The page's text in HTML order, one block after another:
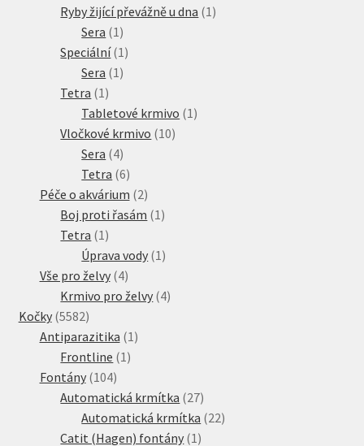
produkt
Ryby žijící převážně u dna 1 1
Sera 1 1
produkt
Speciální 1 1
Sera 1 1
Tetra 1 1
produkt
Tabletové krmivo 1 1
Vločkové krmivo 1010
Sera 44
produkty
Tetra 66
produktů
Péče o akvárium 22
produkty
Boj proti řasám 1 1
Tetra 1 1
produkt
Úprava vody 1 1
Vše pro želvy 44
produkty
Krmivo pro želvy 44
Kočky 55825582
produktů
Antiparazitika 1 1
Frontline 1 1
Fontány 104104
produktů
Automatická krmítka 2727
produktů
Automatická krmítka 2222
Catit (Hagen) fontány 1 1